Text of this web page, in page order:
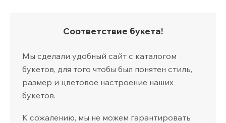
Соответствие букета!
Мы сделали удобный сайт с каталогом
букетов, для того чтобы был понятен стиль,
размер и цветовое настроение наших
букетов.
К сожалению, мы не можем гарантировать